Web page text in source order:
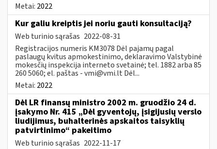
Metai: 2022
Kur galiu kreiptis jei noriu gauti konsultaciją?
Web turinio sąrašas 2022-08-31
Registracijos numeris KM3078 Dėl pajamų pagal
paslaugų kvitus apmokestinimo, deklaravimo Valstybinė
mokesčių inspekcija interneto svetainė; tel. 1882 arba 85
260 5060; el. paštas -vmi@vmi.ltDėl...
Metai: 2022
Dėl LR finansų ministro 2002 m. gruodžio 24 d.
įsakymo Nr. 415 „Dėl gyventojų, įsigijusių verslo
liudijimus, buhalterinės apskaitos taisyklių
patvirtinimo“ pakeitimo
Web turinio sąrašas 2022-11-17